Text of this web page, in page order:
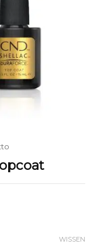
WISSEN